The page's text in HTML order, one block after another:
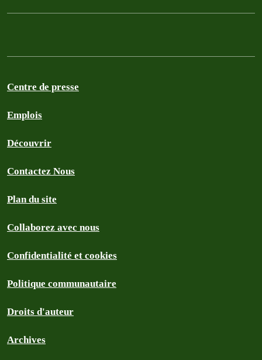
Centre de presse
Emplois
Découvrir
Contactez Nous
Plan du site
Collaborez avec nous
Confidentialité et cookies
Politique communautaire
Droits d'auteur
Archives